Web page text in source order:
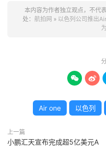
本内容为作者独立观点，不代
处： 航拍网 » 以色列公司推出
 
Air one 以色列
上一篇
小鹏汇天宣布完成超5亿美元A